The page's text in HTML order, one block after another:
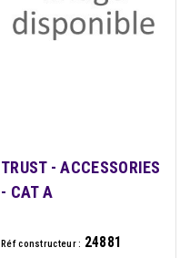
TRUST - ACCESSORIES
- CAT A
Réf constructeur : 24881